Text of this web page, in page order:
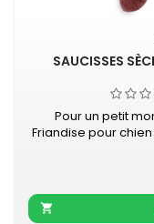
SAUCISSES
Pour un petit
Friandise pour
